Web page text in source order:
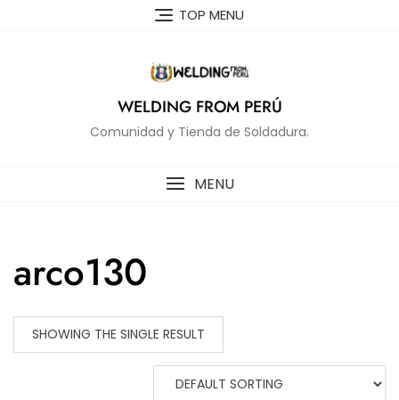
TOP MENU
WELDING FROM PERÚ
Comunidad y Tienda de Soldadura.
MENU
arco130
SHOWING THE SINGLE RESULT